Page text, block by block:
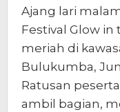
Ajang lari
Festival Glow
meriah di
Bulukumba,
Ratusan
ambil bagian,